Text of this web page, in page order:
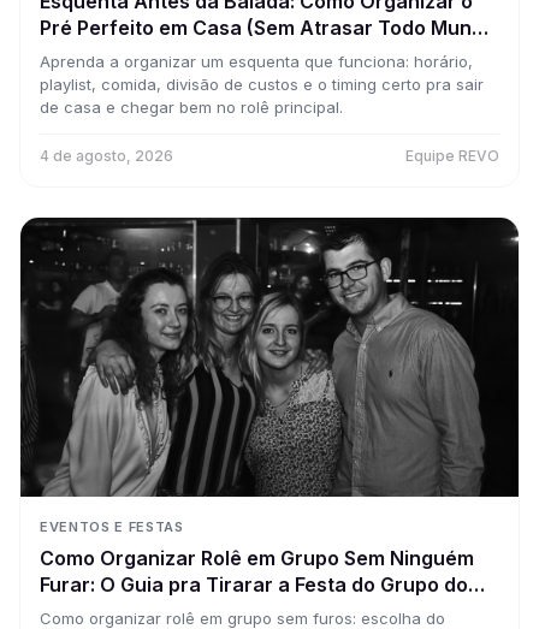
Pré Perfeito em Casa (Sem Atrasar Todo Mundo
pro Rolê Principal)
Aprenda a organizar um esquenta que funciona: horário,
playlist, comida, divisão de custos e o timing certo pra sair
de casa e chegar bem no rolê principal.
4 de agosto, 2026 Equipe REVO
EVENTOS E FESTAS
Como Organizar Rolê em Grupo Sem Ninguém
Furar: O Guia pra Tirarar a Festa do Grupo do
WhatsApp
Como organizar rolê em grupo sem furos: escolha do